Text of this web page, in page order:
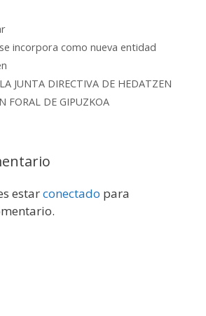
incorpora como nueva entidad
JUNTA DIRECTIVA DE HEDATZEN
FORAL DE GIPUZKOA
estarconectado para